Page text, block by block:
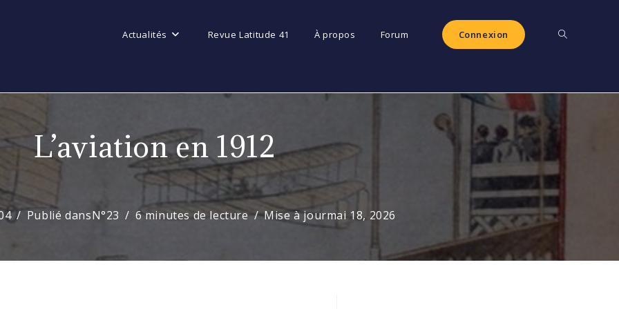
Actualités Revue Latitude 41 À propos Forum Connexion Toggle
search
L’aviation en 1912
Publié dansN°23 6 minutes de lecture Mise à jourmai 18, 2026